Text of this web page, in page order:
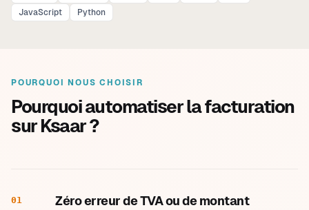
JavaScript
Python
POURQUOI NOUS CHOISIR
Pourquoi automatiser la facturation
sur Ksaar ?
01 Zéro erreur de TVA ou de montant